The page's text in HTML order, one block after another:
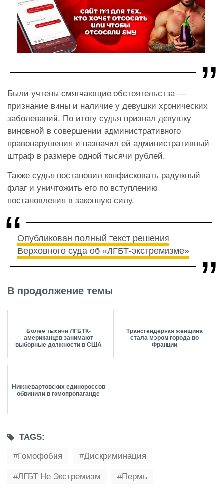
Были учтены смягчающие обстоятельства —
признание вины и наличие у девушки хронических
заболеваний. По итогу судья признал девушку
виновной в совершении административного
правонарушения и назначил ей административный
штраф в размере одной тысячи рублей.
Также судья постановил конфисковать радужный
флаг и уничтожить его по вступлению
постановления в законную силу.
Опубликован полный текст решения
Верховного суда об «ЛГБТ-экстремизме»
В продолжение темы
Более тысячи ЛГБТК-
американцев занимают
выборные должности в США
Трансгендерная женщина
стала мэром города во
Франции
Нижневартовских единороссов
обвинили в гомопропаганде
TAGS:
Гомофобия
Дискриминация
ЛГБТ Не Экстремизм Пермь